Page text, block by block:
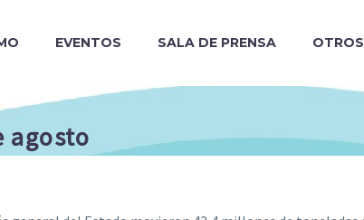
EVENTOS SALA DE PRENSA OTROS
agosto